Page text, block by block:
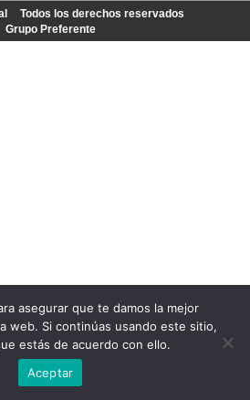
asegurar que te damos la mejor
web. Si continúas usando este sitio,
estás de acuerdo con ello.
Aceptar
Todos los derechos reservados
Grupo Preferente